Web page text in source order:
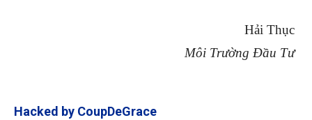
Hải Thục
Môi Trường Đầu Tư
Hacked by CoupDeGrace